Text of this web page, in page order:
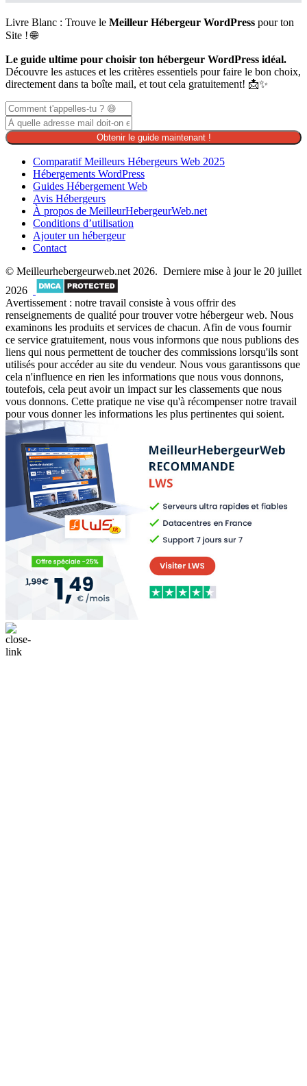
Livre Blanc : Trouve le Meilleur Hébergeur WordPress pour ton
Site ! 🌐
Le guide ultime pour choisir ton hébergeur WordPress idéal.
Découvre les astuces et les critères essentiels pour faire le bon choix,
directement dans ta boîte mail, et tout cela gratuitement! 📩✨
Obtenir le guide maintenant !
Comparatif Meilleurs Hébergeurs Web 2025
Hébergements WordPress
Guides Hébergement Web
Avis Hébergeurs
À propos de MeilleurHebergeurWeb.net
Conditions d’utilisation
Ajouter un hébergeur
Contact
© Meilleurhebergeurweb.net 2026. Derniere mise à jour le 20 juillet
2026
Avertissement : notre travail consiste à vous offrir des
renseignements de qualité pour trouver votre hébergeur web. Nous
examinons les produits et services de chacun. Afin de vous fournir
ce service gratuitement, nous vous informons que nous publions des
liens qui nous permettent de toucher des commissions lorsqu'ils sont
utilisés pour accéder au site du vendeur. Nous vous garantissons que
cela n'influence en rien les informations que nous vous donnons,
toutefois, cela peut avoir un impact sur les classements que nous
vous donnons. Cette pratique ne vise qu'à récompenser notre travail
pour vous donner les informations les plus pertinentes qui soient.